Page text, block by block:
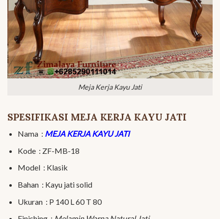
Meja Kerja Kayu Jati
SPESIFIKASI MEJA KERJA KAYU JATI
Nama : MEJA KERJA KAYU JATI
Kode : ZF-MB-18
Model : Klasik
Bahan : Kayu jati solid
Ukuran : P 140 L 60 T 80